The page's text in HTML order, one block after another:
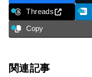
Threads
Copy
関連記事